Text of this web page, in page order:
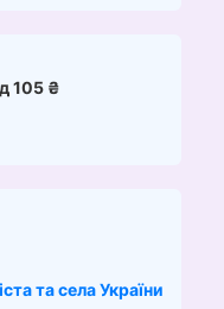
105 ₴
та села України